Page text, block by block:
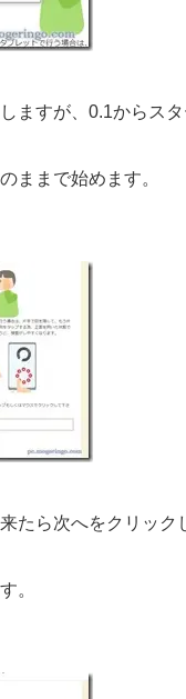
ますが、0.1からス
ままで始めます。
たら次へをクリック
。